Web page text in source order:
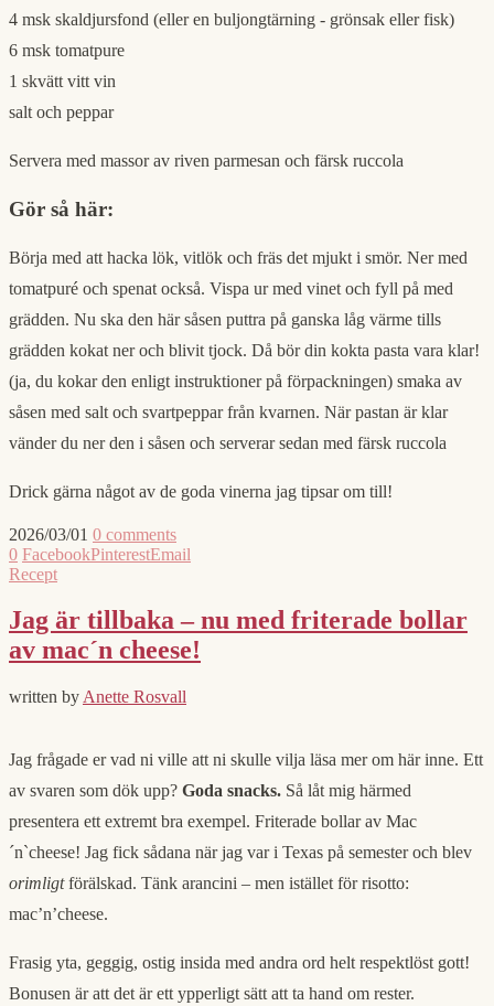
4 msk skaldjursfond (eller en buljongtärning - grönsak eller fisk)
6 msk tomatpure
1 skvätt vitt vin
salt och peppar
Servera med massor av riven parmesan och färsk ruccola
Gör så här:
Börja med att hacka lök, vitlök och fräs det mjukt i smör. Ner med
tomatpuré och spenat också. Vispa ur med vinet och fyll på med
grädden. Nu ska den här såsen puttra på ganska låg värme tills
grädden kokat ner och blivit tjock. Då bör din kokta pasta vara klar!
(ja, du kokar den enligt instruktioner på förpackningen) smaka av
såsen med salt och svartpeppar från kvarnen. När pastan är klar
vänder du ner den i såsen och serverar sedan med färsk ruccola
Drick gärna något av de goda vinerna jag tipsar om till!
2026/03/01 0 comments
0 FacebookPinterestEmail
Recept
Jag är tillbaka – nu med friterade bollar
av mac´n cheese!
written by Anette Rosvall
Jag frågade er vad ni ville att ni skulle vilja läsa mer om här inne. Ett
av svaren som dök upp? Goda snacks. Så låt mig härmed
presentera ett extremt bra exempel. Friterade bollar av Mac
´n`cheese! Jag fick sådana när jag var i Texas på semester och blev
orimligtförälskad. Tänk arancini – men istället för risotto:
mac’n’cheese.
Frasig yta, geggig, ostig insida med andra ord helt respektlöst gott!
Bonusen är att det är ett ypperligt sätt att ta hand om rester.